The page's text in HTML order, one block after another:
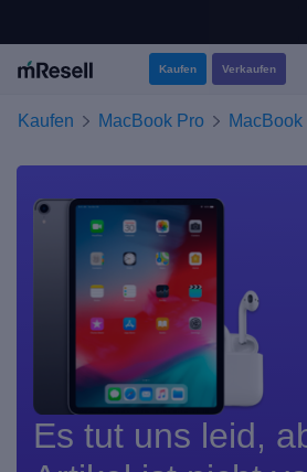
Kaufen Verkaufen
Kaufen MacBook Pro MacBook
Es tut uns leid,